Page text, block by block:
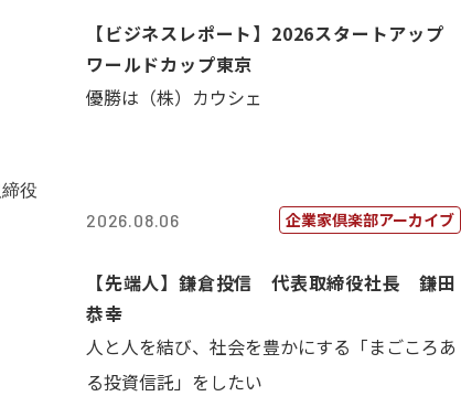
【ビジネスレポート】2026スタートアップ
ワールドカップ東京
優勝は（株）カウシェ
2026.08.06 企業家倶楽部アーカイブ
【先端人】鎌倉投信 代表取締役社長 鎌田
恭幸
人と人を結び、社会を豊かにする「まごころあ
る投資信託」をしたい